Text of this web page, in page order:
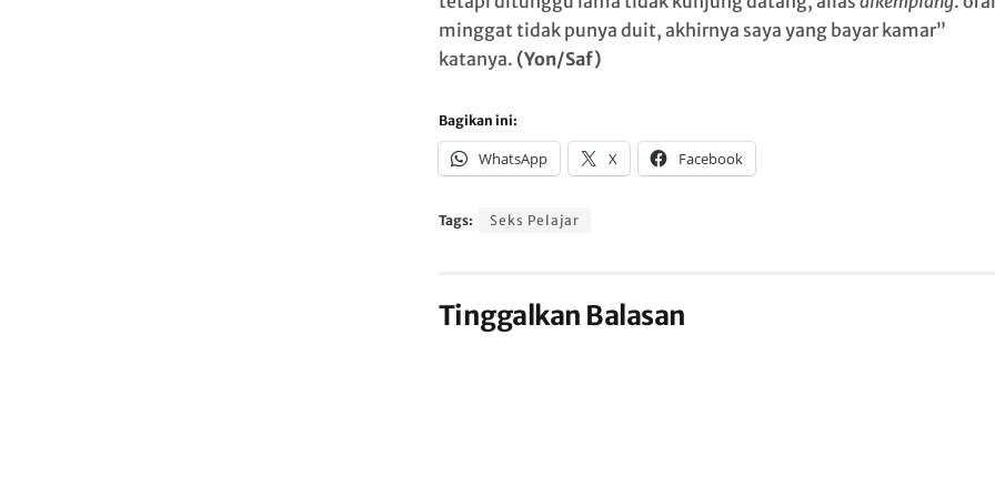
minggat tidak punya duit, akhirnya saya yang bayar kamar”
katanya. (Yon/Saf)
Bagikan ini:
WhatsApp X Facebook
Tags: Seks Pelajar
Tinggalkan Balasan